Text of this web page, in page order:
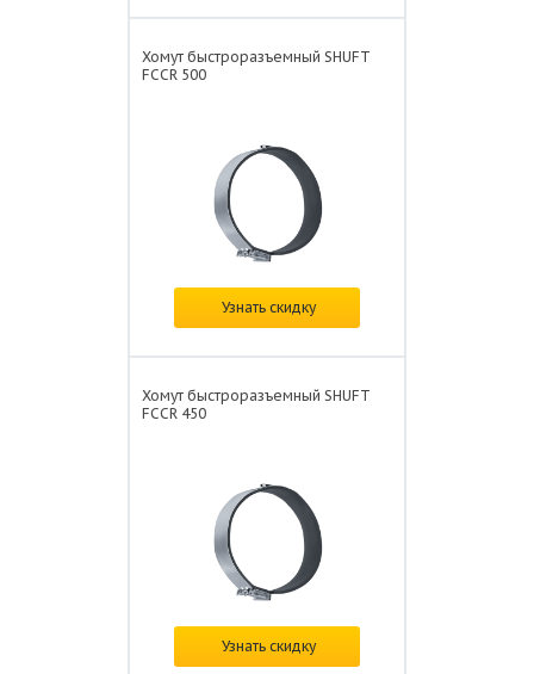
Хомут быстроразъемный SHUFT
FCCR 500
Цена: от1 197 ₽/шт.
Узнать скидку
Хомут быстроразъемный SHUFT
FCCR 450
Цена: от1 008 ₽/шт.
Узнать скидку